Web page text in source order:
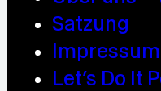
Satzung
Impressum
Let’s Do It